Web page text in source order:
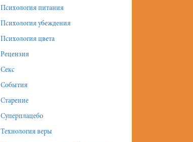
Психология питания
Психология убеждения
Психология цвета
Рецензия
Секс
События
Старение
Суперплацебо
Технология веры